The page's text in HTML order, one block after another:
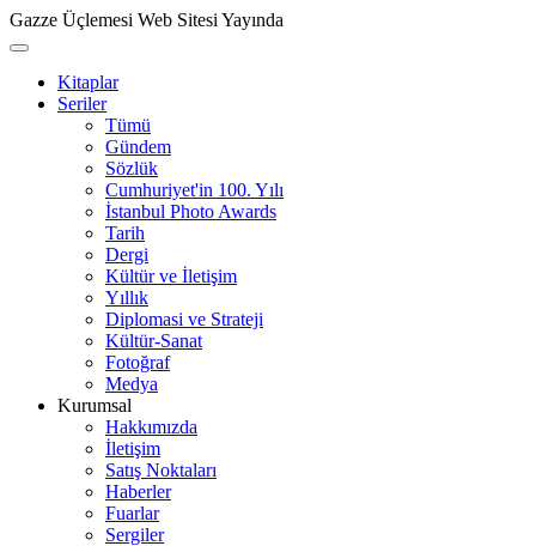
Gazze Üçlemesi Web Sitesi Yayında
Kitaplar
Seriler
Tümü
Gündem
Sözlük
Cumhuriyet'in 100. Yılı
İstanbul Photo Awards
Tarih
Dergi
Kültür ve İletişim
Yıllık
Diplomasi ve Strateji
Kültür-Sanat
Fotoğraf
Medya
Kurumsal
Hakkımızda
İletişim
Satış Noktaları
Haberler
Fuarlar
Sergiler